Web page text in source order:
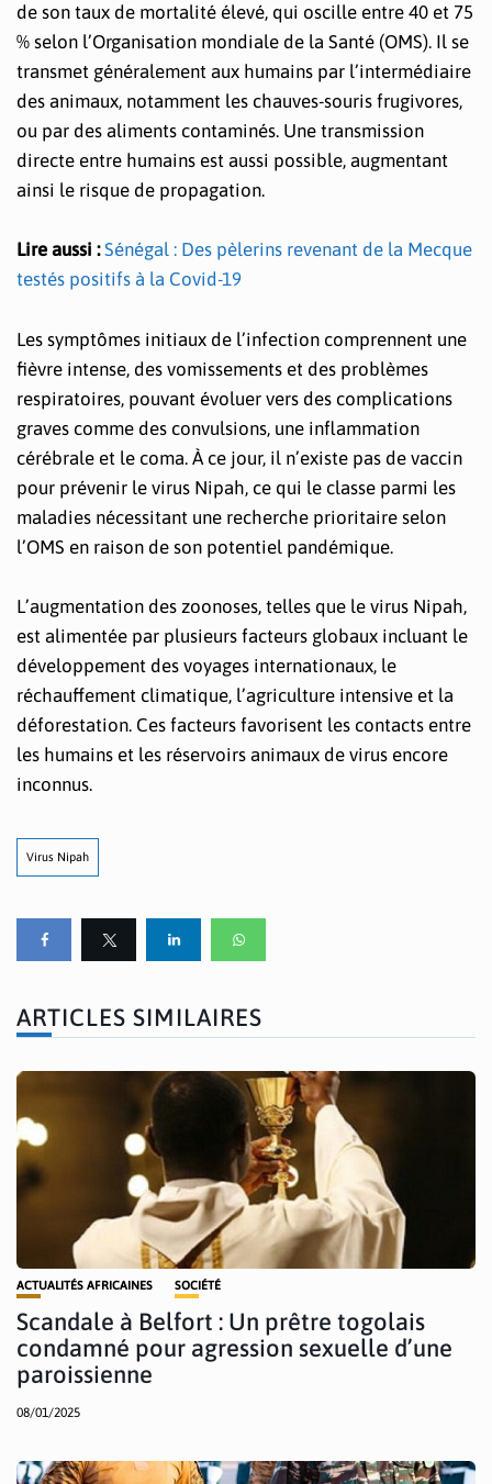
de son taux de mortalité élevé, qui oscille entre 40 et 75
% selon l’Organisation mondiale de la Santé (OMS). Il se
transmet généralement aux humains par l’intermédiaire
des animaux, notamment les chauves-souris frugivores,
ou par des aliments contaminés. Une transmission
directe entre humains est aussi possible, augmentant
ainsi le risque de propagation.
Lire aussi :Sénégal : Des pèlerins revenant de la Mecque
testés positifs à la Covid-19
Les symptômes initiaux de l’infection comprennent une
fièvre intense, des vomissements et des problèmes
respiratoires, pouvant évoluer vers des complications
graves comme des convulsions, une inflammation
cérébrale et le coma. À ce jour, il n’existe pas de vaccin
pour prévenir le virus Nipah, ce qui le classe parmi les
maladies nécessitant une recherche prioritaire selon
l’OMS en raison de son potentiel pandémique.
L’augmentation des zoonoses, telles que le virus Nipah,
est alimentée par plusieurs facteurs globaux incluant le
développement des voyages internationaux, le
réchauffement climatique, l’agriculture intensive et la
déforestation. Ces facteurs favorisent les contacts entre
les humains et les réservoirs animaux de virus encore
inconnus.
Virus Nipah
ARTICLES SIMILAIRES
ACTUALITÉS AFRICAINES SOCIÉTÉ
Scandale à Belfort : Un prêtre togolais
condamné pour agression sexuelle d’une
paroissienne
08/01/2025